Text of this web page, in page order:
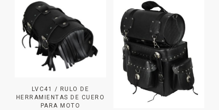
LVC41 / RULO DE
HERRAMIENTAS DE CUERO
PARA MOTO